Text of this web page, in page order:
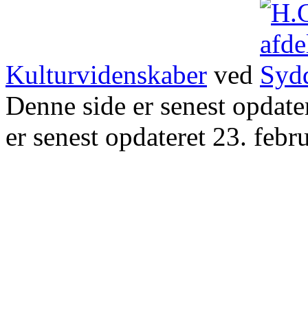
Kulturvidenskaber ved
Denne side er senest
er senest opdateret 23.